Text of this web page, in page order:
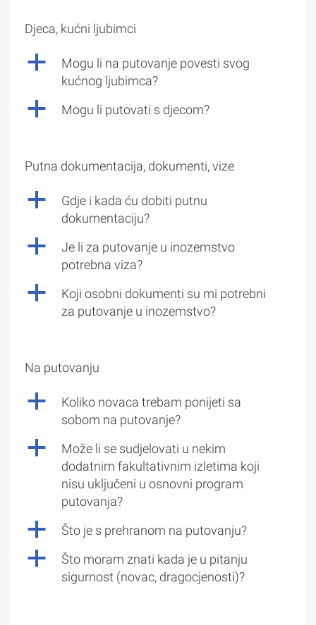
Djeca, kućni ljubimci
a
Mogu li na putovanje povesti svog
kućnog ljubimca?
a Mogu li putovati s djecom?
Putna dokumentacija, dokumenti, vize
a
Gdje i kada ću dobiti putnu
dokumentaciju?
a
Je li za putovanje u inozemstvo
potrebna viza?
a
Koji osobni dokumenti su mi potrebni
za putovanje u inozemstvo?
Na putovanju
a
Koliko novaca trebam ponijeti sa
sobom na putovanje?
a
Može li se sudjelovati u nekim
dodatnim fakultativnim izletima koji
nisu uključeni u osnovni program
putovanja?
a Što je s prehranom na putovanju?
a
Što moram znati kada je u pitanju
sigurnost (novac, dragocjenosti)?